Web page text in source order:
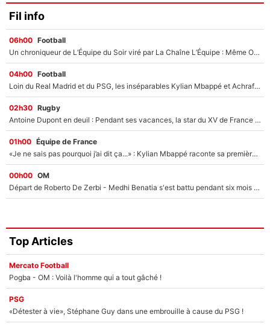
Fil info
06h00 Football
Un chroniqueur de L’Équipe du Soir viré par La Chaîne L’Équipe : Même Olivier Ménard n’avait pas pu empêcher son départ, «je l’ai appris sur Twitter, je l’ai vécu assez mal»
04h00 Football
Loin du Real Madrid et du PSG, les inséparables Kylian Mbappé et Achraf Hakimi changent d'équipe le temps d'une journée !
02h30 Rugby
Antoine Dupont en deuil : Pendant ses vacances, la star du XV de France a perdu sa grand-mère
01h00 Équipe de France
«Je ne sais pas pourquoi j’ai dit ça...» : Kylian Mbappé raconte sa première rencontre avec Zinédine Zidane (et c’est très drôle)
00h00 OM
Départ de Roberto De Zerbi - Medhi Benatia s'est battu pendant six mois pour le retenir à l'OM, le PSG a été le naufrage de trop : «Je pars avec toi»
Top Articles
Mercato Football
Pogba - OM : Voilà l'homme qui a tout gâché !
PSG
«Détester à vie», Stéphane Guy dans une embrouille à cause du PSG !